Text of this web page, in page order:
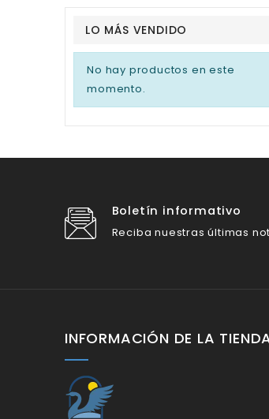
LO MÁS VENDIDO
No hay productos en este
momento.
Boletín informativo
Reciba nuestras últimas
INFORMACIÓN DE LA